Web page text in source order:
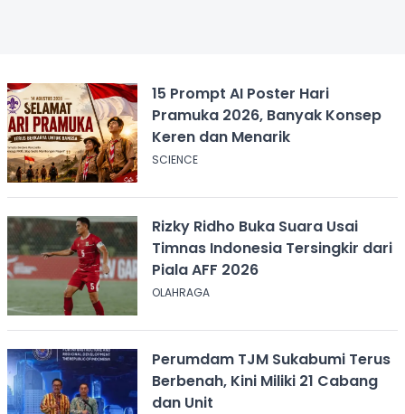
15 Prompt AI Poster Hari
Pramuka 2026, Banyak Konsep
Keren dan Menarik
SCIENCE
Rizky Ridho Buka Suara Usai
Timnas Indonesia Tersingkir dari
Piala AFF 2026
OLAHRAGA
Perumdam TJM Sukabumi Terus
Berbenah, Kini Miliki 21 Cabang
dan Unit